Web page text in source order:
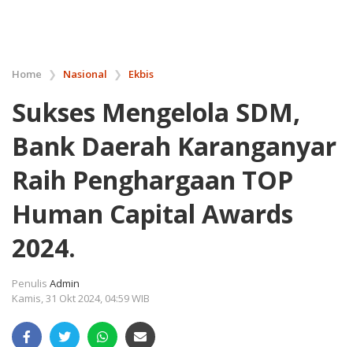
Home ❯ Nasional ❯ Ekbis
Sukses Mengelola SDM,
Bank Daerah Karanganyar
Raih Penghargaan TOP
Human Capital Awards
2024.
Penulis Admin
Kamis, 31 Okt 2024, 04:59 WIB